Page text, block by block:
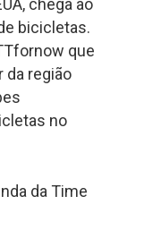
chega ao
bicicletas.
que
da região
no
da Time